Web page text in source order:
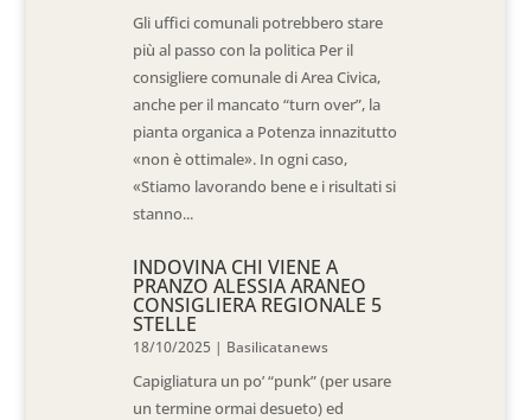
Gli uffici comunali potrebbero stare
più al passo con la politica Per il
consigliere comunale di Area Civica,
anche per il mancato “turn over”, la
pianta organica a Potenza innazitutto
«non è ottimale». In ogni caso,
«Stiamo lavorando bene e i risultati si
stanno...
INDOVINA CHI VIENE A
PRANZO ALESSIA ARANEO
CONSIGLIERA REGIONALE 5
STELLE
18/10/2025 | Basilicatanews
Capigliatura un po’ “punk” (per usare
un termine ormai desueto) ed